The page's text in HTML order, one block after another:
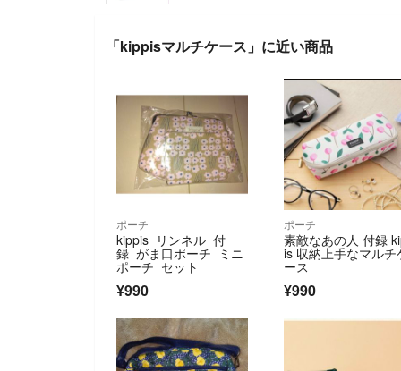
「kippisマルチケース」に近い商品
ポーチ
kippis リンネル 付
録 がま口ポーチ ミニ
ポーチ セット
¥990
ポーチ
素敵なあの人 付録
is 収納上手なマルチ
ース
¥990